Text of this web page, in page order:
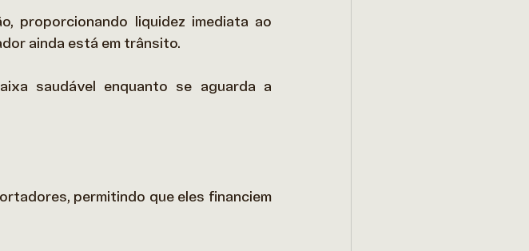
proporcionando liquidez imediata ao
ainda está em trânsito.
saudável enquanto se aguarda a
permitindo que eles financiem